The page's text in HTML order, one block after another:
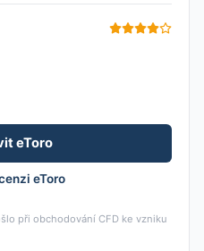
eToro
eToro
při obchodování CFD ke vzniku